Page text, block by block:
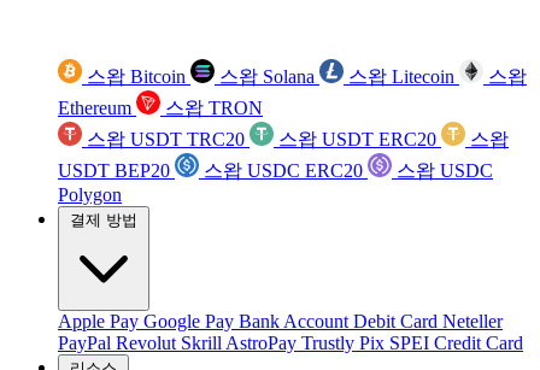
스왑 Bitcoin 스왑 Solana 스왑 Litecoin
스왑
Ethereum
스왑 TRON
스왑 USDT TRC20
스왑 USDT ERC20
스왑
USDT BEP20
스왑 USDC ERC20
스왑 USDC
Polygon
결제 방법
Apple Pay Google Pay Bank Account Debit Card Neteller
PayPal Revolut Skrill AstroPay Trustly Pix SPEI Credit Card